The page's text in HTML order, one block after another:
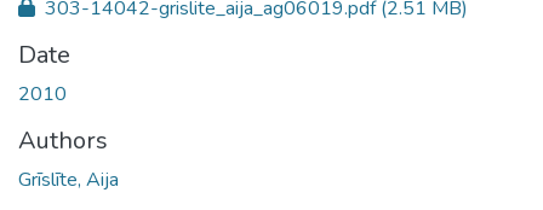
303-14042-grislite_aija_ag06019.pdf(2.51 MB)
Date
2010
Authors
Grīslīte, Aija